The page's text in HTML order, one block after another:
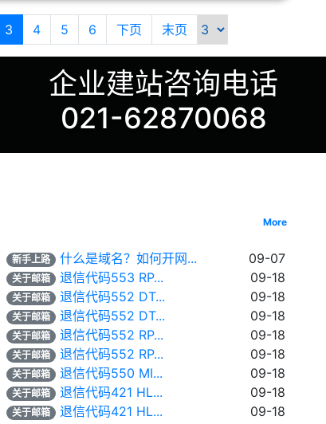
3 4 5 6 下页 末页
企业建站咨询电话
021-62870068
More
09-07
新手上路
什么是域名？如何开网...
09-18
关于邮箱
退信代码553 RP...
09-18
关于邮箱
退信代码552 DT...
09-18
关于邮箱
退信代码552 DT...
09-18
关于邮箱
退信代码552 RP...
09-18
关于邮箱
退信代码552 RP...
09-18
关于邮箱
退信代码550 MI...
09-18
关于邮箱
退信代码421 HL...
09-18
关于邮箱
退信代码421 HL...